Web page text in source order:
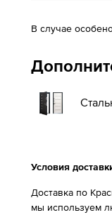
В случае
Условия
Доставка по
мы используем